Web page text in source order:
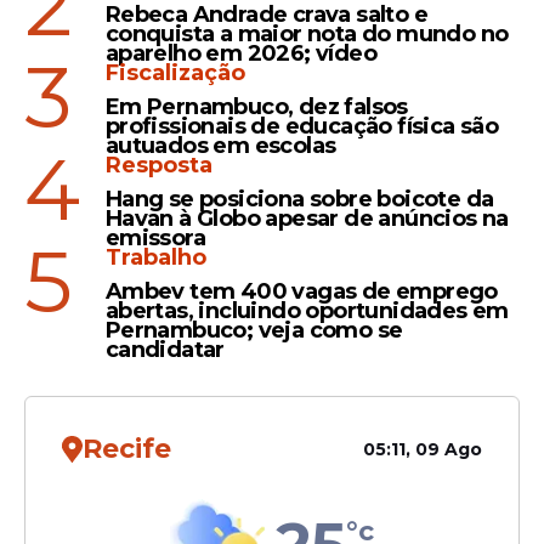
Raquel Lyra envia à Alepe
projeto de reajuste salarial
para mais 77 mil
profissionais da educação
Educação
CCJ aprova projeto que
garante alimentação
escolar a professores e
servidores
Veja Também
Rebeca Andrade crava salto e
conquista a maior nota do mundo no
aparelho em 2026; vídeo
3
Fiscalização
Em Pernambuco, dez falsos
profissionais de educação física são
autuados em escolas
4
Resposta
Hang se posiciona sobre boicote da
Havan à Globo apesar de anúncios na
emissora
5
Trabalho
Ambev tem 400 vagas de emprego
abertas, incluindo oportunidades em
Pernambuco; veja como se
candidatar
Recife 05:11, 09 Ago
°c